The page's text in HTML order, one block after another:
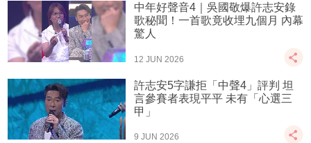
中年好聲音4｜吳國敬爆許志安錄
歌秘聞！一首歌竟收埋九個月 內幕
驚人
12 JUN 2026
許志安5字謙拒「中聲4」評判 坦
言參賽者表現平平 未有「心選三
甲」
9 JUN 2026